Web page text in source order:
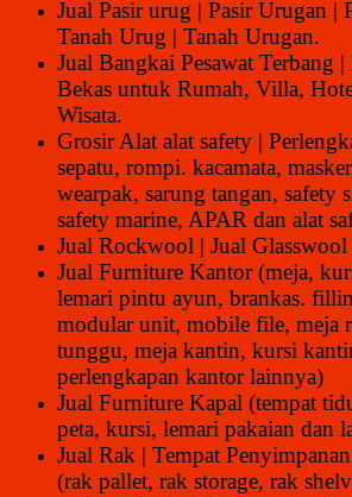
Jual Pasir urug | Pasir Urugan |
Tanah Urug | Tanah Urugan.
Jual Bangkai Pesawat Terbang |
Bekas untuk Rumah, Villa,
Wisata.
Grosir Alat alat safety |
sepatu, rompi. kacamata,
wearpak, sarung tangan, safety
safety marine, APAR dan alat
Jual Rockwool | Jual Glasswool
Jual Furniture Kantor (meja,
lemari pintu ayun, brankas.
modular unit, mobile file, meja
tunggu, meja kantin, kursi
perlengkapan kantor lainnya)
Jual Furniture Kapal (tempat
peta, kursi, lemari pakaian dan
Jual Rak | Tempat
(rak pallet, rak storage, rak